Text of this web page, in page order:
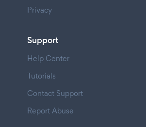
Privacy
Support
Help Center
Tutorials
Contact Support
Report Abuse